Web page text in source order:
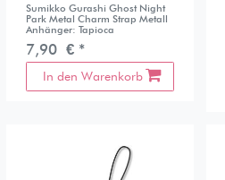
Sumikko Gurashi Ghost Night
Park Metal Charm Strap Metall
Anhänger: Tapioca
7,90 € *
In den Warenkorb